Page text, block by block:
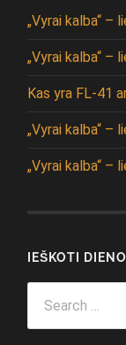
„Vyrai kalba“ –
„Vyrai kalba“ –
Kas yra FL-41
„Vyrai kalba“ –
„Vyrai kalba“ –
IEŠKOTI
for: